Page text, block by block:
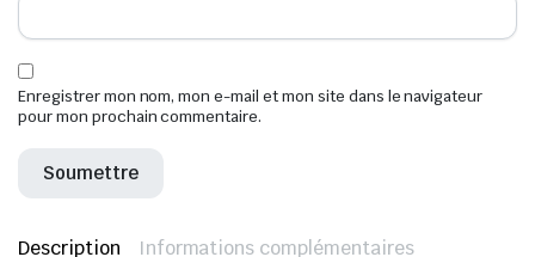
Enregistrer mon nom, mon e-mail et mon site dans le navigateur
pour mon prochain commentaire.
Description Informations complémentaires